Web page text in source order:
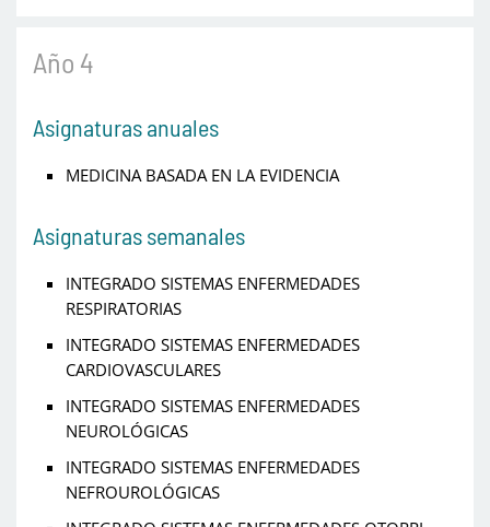
Año 4
Asignaturas anuales
MEDICINA BASADA EN LA EVIDENCIA
Asignaturas semanales
INTEGRADO SISTEMAS ENFERMEDADES
RESPIRATORIAS
INTEGRADO SISTEMAS ENFERMEDADES
CARDIOVASCULARES
INTEGRADO SISTEMAS ENFERMEDADES
NEUROLÓGICAS
INTEGRADO SISTEMAS ENFERMEDADES
NEFROUROLÓGICAS